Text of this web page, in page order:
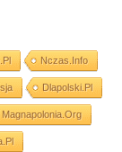
Nczas.info
Dlapolski.pl
Magnapolonia.org